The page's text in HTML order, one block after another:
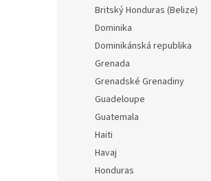
Britský Honduras (Belize)
Dominika
Dominikánská republika
Grenada
Grenadské Grenadiny
Guadeloupe
Guatemala
Haiti
Havaj
Honduras